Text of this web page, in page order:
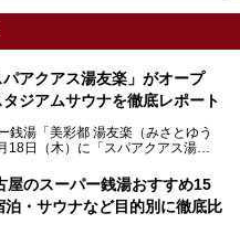
アクアス湯友楽」がオープ
ジアムサウナを徹底レポート
銭湯「美彩都 湯友楽（みさとゆう
18日（木）に「スパアクアス湯友
され続けてきた施設だからこそ、
ンを待ちわびている人も多いのでは
機に、2年前からじっくり構想を練
屋のスーパー銭湯おすすめ15
・サウナなど目的別に徹底比